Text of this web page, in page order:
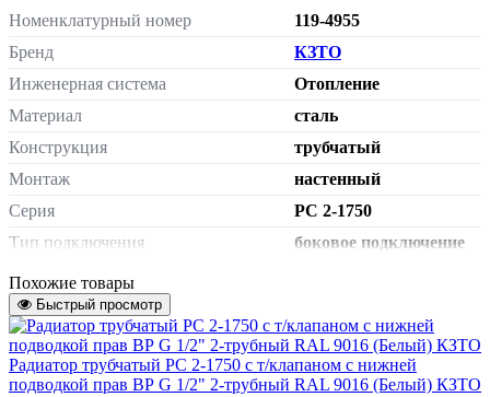
Номенклатурный номер
119-4955
Бренд
КЗТО
Инженерная система
Отопление
Материал
сталь
Конструкция
трубчатый
Монтаж
настенный
Серия
РС 2-1750
Тип подключения
боковое подключение
Сторона подключения
Подключение к системе отопления
3/4"
Терморегулятор
без термостатического
клапана
Похожие товары
Быстрый просмотр
Радиатор трубчатый РС 2-1750 с т/клапаном с нижней
подводкой прав ВР G 1/2" 2-трубный RAL 9016 (Белый) КЗТО